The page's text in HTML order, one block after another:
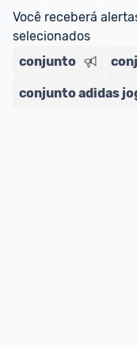
Você receberá
selecionados
conjunto
conjunto adidas